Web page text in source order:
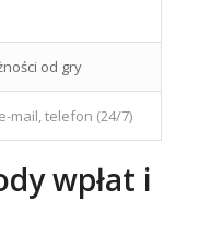
od gry
mail, telefon (24/7)
wpłat i